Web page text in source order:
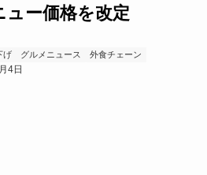
ュー価格を改定
げ グルメニュース 外食チェーン
4日